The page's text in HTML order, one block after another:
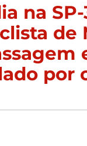
na SP-
de
por